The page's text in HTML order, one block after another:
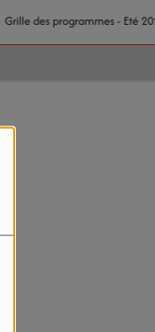
Grille des programmes - Eté 2026